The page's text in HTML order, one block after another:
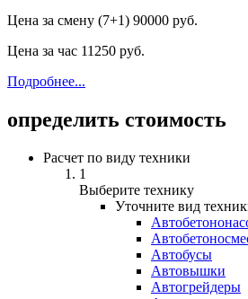
Цена за смену (7+1) 90000 руб.
Цена за час 11250 руб.
Подробнее...
определить стоимость
Расчет по виду техники
1
Выберите технику
Уточните вид
Автобусы
Автовышки
Автогрейдеры